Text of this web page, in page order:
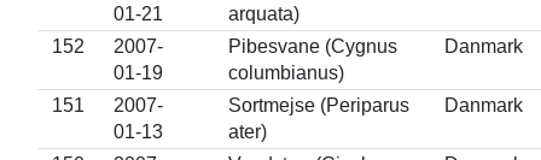
01-21
arquata)
152
2007-
01-19
Pibesvane (Cygnus
columbianus)
Danmark
151
2007-
01-13
Sortmejse (Periparus
ater)
Danmark